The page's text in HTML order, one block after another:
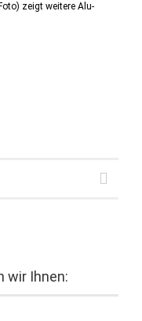
zeigt weitere Alu-
wir Ihnen: